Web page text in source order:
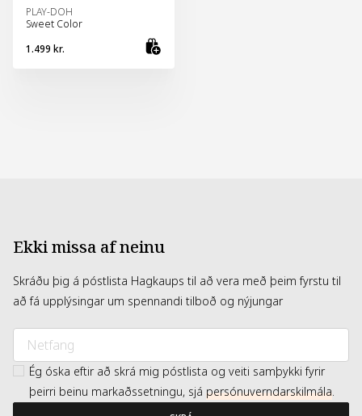
PLAY-DOH
Sweet Color
1.499 kr.
Ekki missa af neinu
Skráðu þig á póstlista Hagkaups til að vera með þeim fyrstu til
að fá upplýsingar um spennandi tilboð og nýjungar
Ég óska eftir að skrá mig póstlista og veiti samþykki fyrir
þeirri beinu markaðssetningu, sjá persónuverndarskilmála.